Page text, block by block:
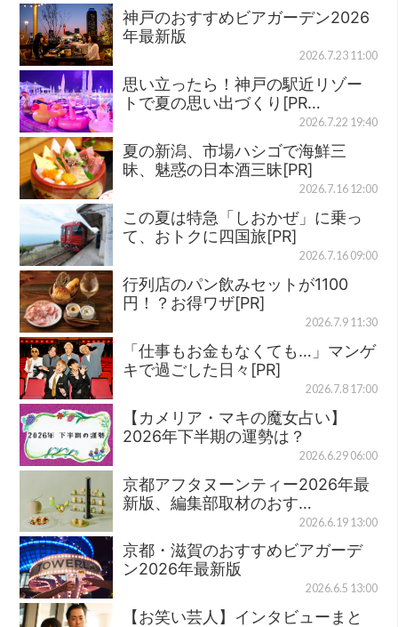
神戸のおすすめビアガーデン2026
年最新版
2026.7.23 11:00
思い立ったら！神戸の駅近リゾー
トで夏の思い出づくり[PR…
2026.7.22 19:40
夏の新潟、市場ハシゴで海鮮三
昧、魅惑の日本酒三昧[PR]
2026.7.16 12:00
この夏は特急「しおかぜ」に乗っ
て、おトクに四国旅[PR]
2026.7.16 09:00
行列店のパン飲みセットが1100
円！？お得ワザ[PR]
2026.7.9 11:30
「仕事もお金もなくても…」マンゲ
キで過ごした日々[PR]
2026.7.8 17:00
【カメリア・マキの魔女占い】
2026年下半期の運勢は？
2026.6.29 06:00
京都アフタヌーンティー2026年最
新版、編集部取材のおす…
2026.6.19 13:00
京都・滋賀のおすすめビアガーデ
ン2026年最新版
2026.6.5 13:00
【お笑い芸人】インタビューまと